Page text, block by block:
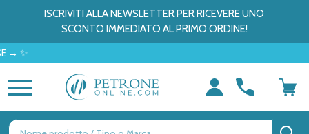
ISCRIVITI ALLA NEWSLETTER PER RICEVERE UNO
SCONTO IMMEDIATO AL PRIMO ORDINE!
Ricerca